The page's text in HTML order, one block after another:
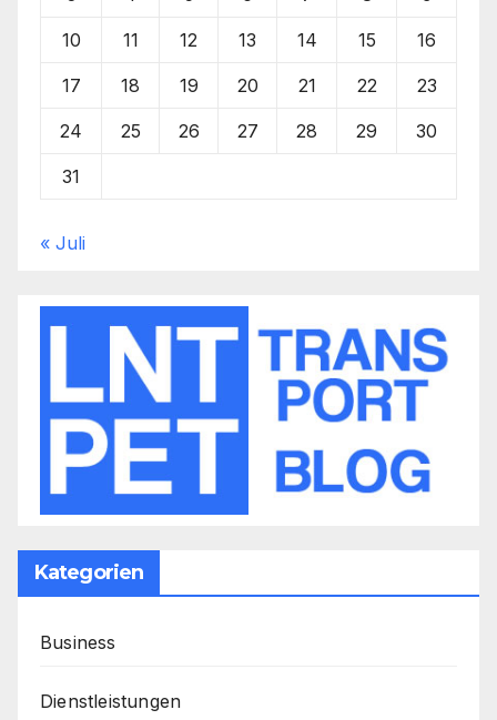
10 11 12 13 14 15 16
17 18 19 20 21 22 23
24 25 26 27 28 29 30
31
« Juli
Kategorien
Business
Dienstleistungen